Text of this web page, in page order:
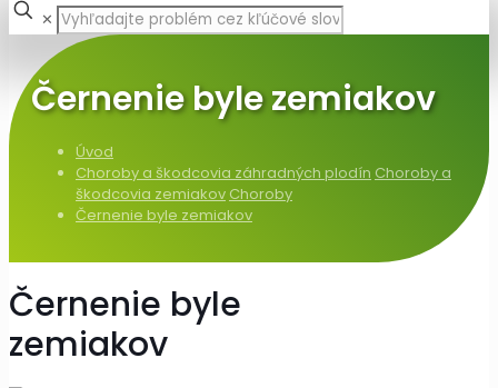
✕
Černenie byle zemiakov
Úvod
Choroby a škodcovia záhradných plodín Choroby a
škodcovia zemiakov Choroby
Černenie byle zemiakov
Černenie byle
zemiakov